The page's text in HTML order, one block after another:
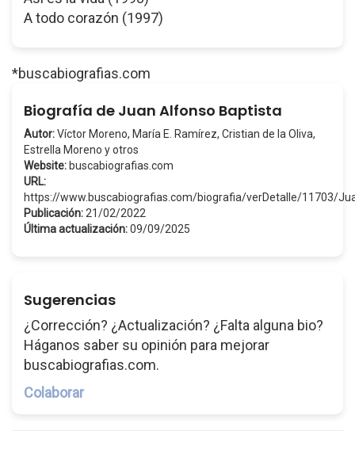
A todo corazón (1997)
*buscabiografias.com
Biografía de Juan Alfonso Baptista
Autor:Víctor Moreno, María E. Ramírez, Cristian de la Oliva,
Estrella Moreno y otros
Website: buscabiografias.com
URL:
https://www.buscabiografias.com/biografia/verDetalle/11703/
Publicación: 21/02/2022
Última actualización:09/09/2025
Sugerencias
¿Corrección? ¿Actualización? ¿Falta alguna bio?
Háganos saber su opinión para mejorar
buscabiografias.com.
Colaborar